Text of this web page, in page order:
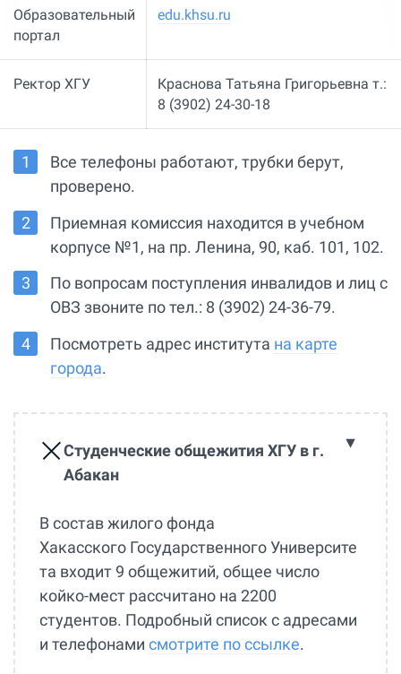
Образовательный
портал
edu.khsu.ru
Ректор ХГУ
Краснова Татьяна Григорьевна т.:
8 (3902) 24-30-18
Все телефоны работают, трубки берут,
проверено.
Приемная комиссия находится в учебном
корпусе №1, на пр. Ленина, 90, каб. 101, 102.
По вопросам поступления инвалидов и лиц с
ОВЗ звоните по тел.: 8 (3902) 24-36-79.
Посмотреть адрес института на карте
города.
Студенческие общежития ХГУ в г.
Абакан
В состав жилого фонда
Хакасского Государственного Университе
та входит 9 общежитий, общее число
койко-мест рассчитано на 2200
студентов. Подробный список с адресами
и телефонами смотрите по ссылке.